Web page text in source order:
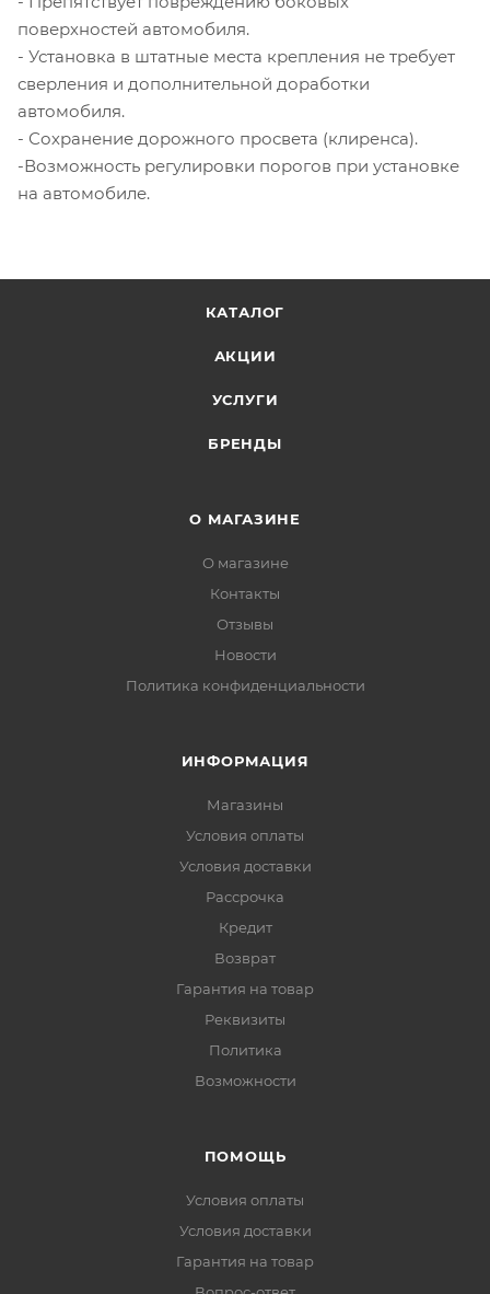
поверхностей автомобиля.
- Установка в штатные места крепления не требует
сверления и дополнительной доработки
автомобиля.
- Сохранение дорожного просвета (клиренса).
-Возможность регулировки порогов при установке
на автомобиле.
КАТАЛОГ
АКЦИИ
УСЛУГИ
БРЕНДЫ
О МАГАЗИНЕ
О магазине
Контакты
Отзывы
Новости
Политика конфиденциальности
ИНФОРМАЦИЯ
Магазины
Условия оплаты
Условия доставки
Рассрочка
Кредит
Возврат
Гарантия на товар
Реквизиты
Политика
Возможности
ПОМОЩЬ
Условия оплаты
Условия доставки
Гарантия на товар